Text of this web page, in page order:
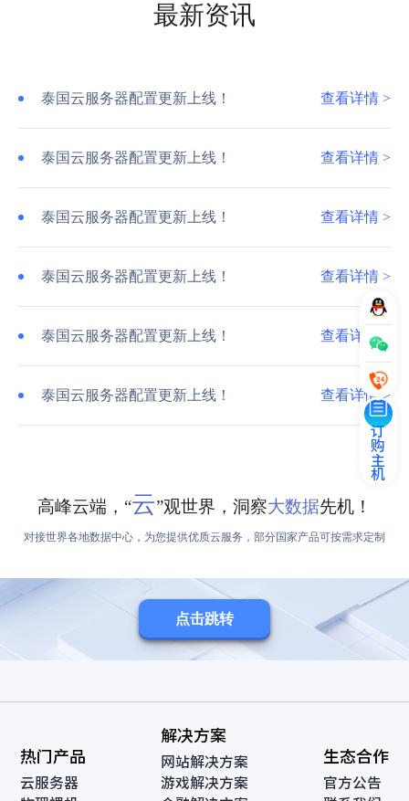
最新资讯
泰国云服务器配置更新上线！ 查看详情 >
泰国云服务器配置更新上线！ 查看详情 >
泰国云服务器配置更新上线！ 查看详情 >
泰国云服务器配置更新上线！ 查看详情 >
泰国云服务器配置更新上线！ 查看详情 >
泰国云服务器配置更新上线！ 查看详情 >
高峰云端，“云”观世界，洞察大数据先机！
对接世界各地数据中心，为您提供优质云服务，部分国家产品可按需求定制
点击跳转
订购主机
热门产品
云服务器
解决方案
网站解决方案
游戏解决方案
生态合作
官方公告